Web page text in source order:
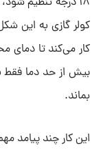
کولر گازی به این
کار می‌کند تا دمای
بیش از حد دما
بماند.
این کار چند پیامد